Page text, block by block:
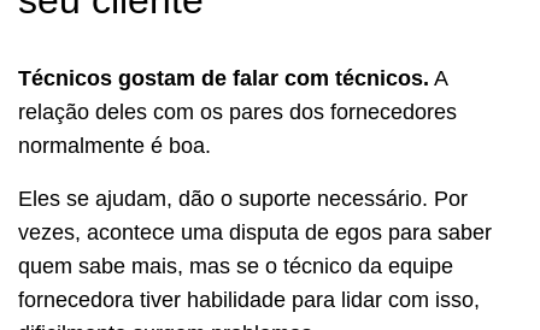
Técnicos gostam de falar com técnicos. A
relação deles com os pares dos fornecedores
normalmente é boa.
Eles se ajudam, dão o suporte necessário. Por
vezes, acontece uma disputa de egos para saber
quem sabe mais, mas se o técnico da equipe
fornecedora tiver habilidade para lidar com isso,